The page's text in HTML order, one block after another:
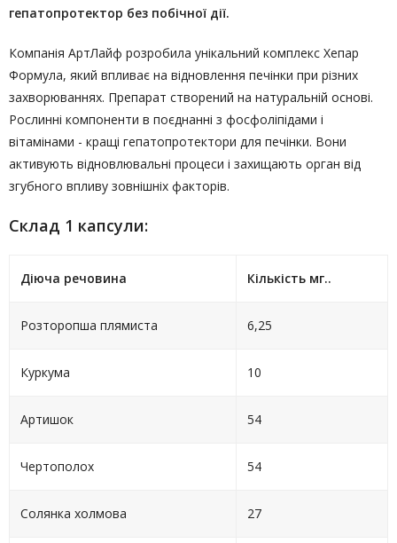
гепатопротектор без побічної дії.
Компанія АртЛайф розробила унікальний комплекс Хепар
Формула, який впливає на відновлення печінки при різних
захворюваннях. Препарат створений на натуральній основі.
Рослинні компоненти в поєднанні з фосфоліпідами і
вітамінами - кращі гепатопротектори для печінки. Вони
активують відновлювальні процеси і захищають орган від
згубного впливу зовнішніх факторів.
Склад 1 капсули:
Діюча речовина Кількість мг..
Розторопша плямиста 6,25
Куркума 10
Артишок 54
Чертополох 54
Солянка холмова 27